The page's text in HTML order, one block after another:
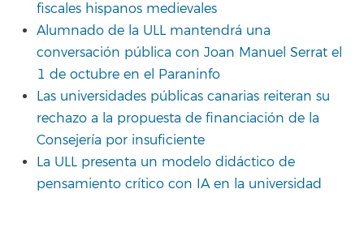
fiscales hispanos medievales
Alumnado de la ULL mantendrá una
conversación pública con Joan Manuel Serrat el
1 de octubre en el Paraninfo
Las universidades públicas canarias reiteran su
rechazo a la propuesta de financiación de la
Consejería por insuficiente
La ULL presenta un modelo didáctico de
pensamiento crítico con IA en la universidad